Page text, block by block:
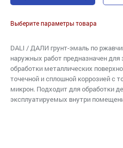
Выберите параметры товара
DALI / ДАЛИ грунт-эмаль по
наружных работ предназначен
обработки металлических
точечной и сплошной коррозией с
микрон. Подходит для обработки
эксплуатируемых внутри